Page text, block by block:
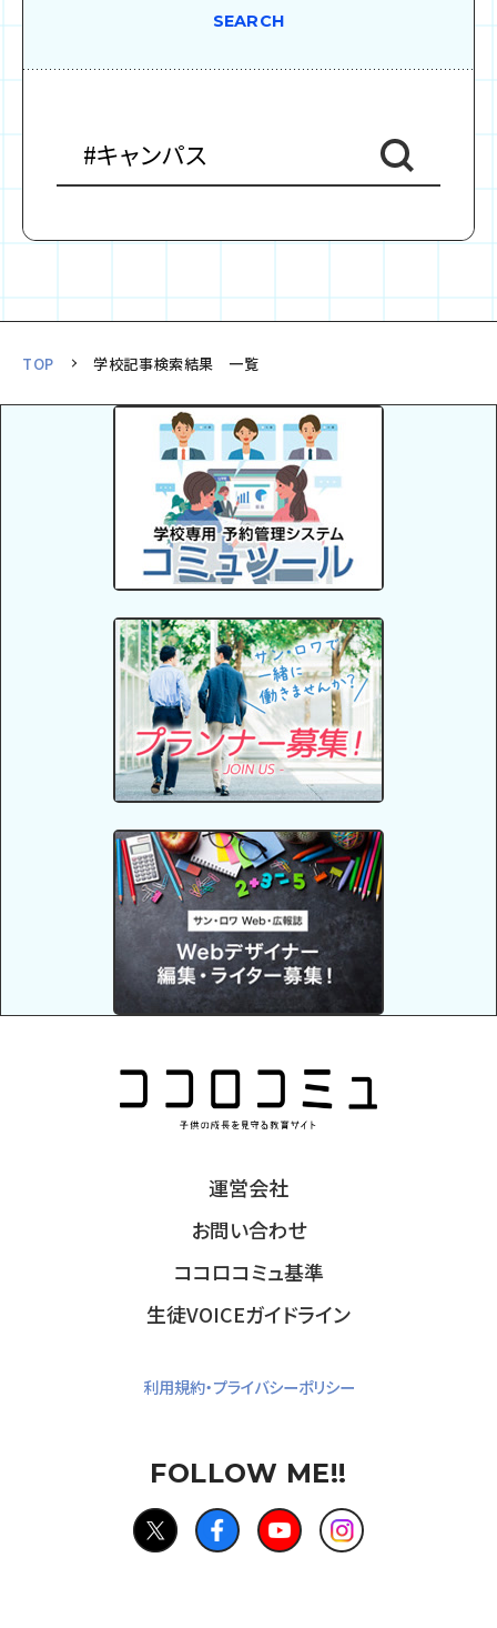
SEARCH
TOP 学校記事検索結果 一覧
運営会社
お問い合わせ
ココロコミュ基準
生徒VOICEガイドライン
FOLLOW ME!!
利用規約・プライバシーポリシー